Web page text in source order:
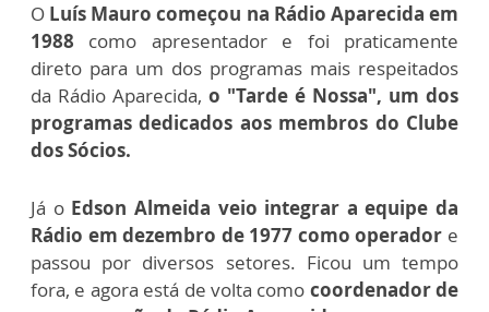
O Luís Mauro começou na Rádio Aparecida em
1988 como apresentador e foi praticamente
direto para um dos programas mais respeitados
da Rádio Aparecida, o "Tarde é Nossa", um dos
programas dedicados aos membros do Clube
dos Sócios.
Já o Edson Almeida veio integrar a equipe da
Rádio em dezembro de 1977 como operador e
passou por diversos setores. Ficou um tempo
fora, e agora está de volta como coordenador de